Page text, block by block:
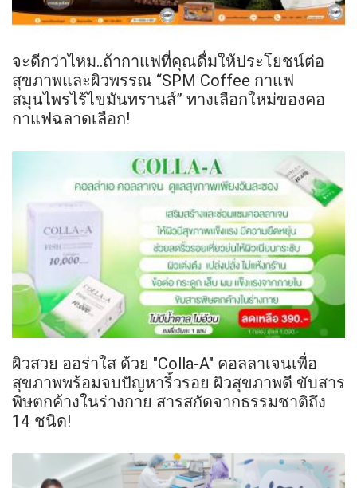
จะดีกว่าไหม..ถ้ากาแฟที่คุณดื่มให้ประโยชน์ต่อ
สุขภาพและผิวพรรณ “SPM Coffee กาแฟ
สมุนไพรไร้ไขมันทรานส์” ทางเลือกใหม่ของคอ
กาแฟฉลาดเลือก!
ผิวสวย ออร่าใส ด้วย "Colla-A" คอลลาเจนเพื่อ
สุขภาพพร้อมจบปัญหาริ้วรอย ผิวสุขภาพดี ขับสาร
พิษตกค้างในร่างกาย สารสกัดจากธรรมชาติถึง
14 ชนิด!